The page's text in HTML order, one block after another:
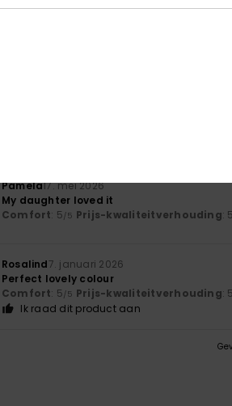
Pamela17. mei 2026
My daughter loved it
Comfort: 5/5 Prijs-kwaliteitverhouding: 5
Rosalind7. januari 2026
Perfect lovely colour
Comfort: 5/5 Prijs-kwaliteitverhouding: 5
Ik raad dit product aan